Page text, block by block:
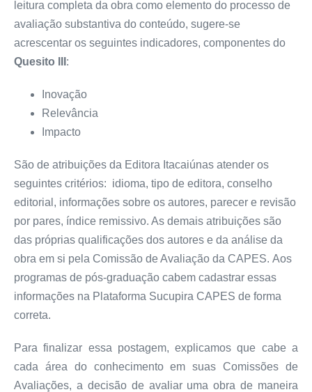
leitura completa da obra como elemento do processo de
avaliação substantiva do conteúdo, sugere-se
acrescentar os seguintes indicadores, componentes do
Quesito III :
Inovação
Relevância
Impacto
São de atribuições da Editora Itacaiúnas atender os
seguintes critérios: idioma, tipo de editora, conselho
editorial, informações sobre os autores, parecer e revisão
por pares, índice remissivo. As demais atribuições são
das próprias qualificações dos autores e da análise da
obra em si pela Comissão de Avaliação da CAPES. Aos
programas de pós-graduação cabem cadastrar essas
informações na Plataforma Sucupira CAPES de forma
correta.
Para finalizar essa postagem, explicamos que cabe a
cada área do conhecimento em suas Comissões de
Avaliações, a decisão de avaliar uma obra de maneira